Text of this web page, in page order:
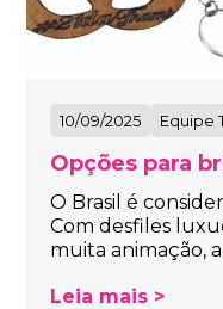
10/09/2025 Equipe
Opções para
O Brasil é
Com desfiles
muita animação,
Leia mais >